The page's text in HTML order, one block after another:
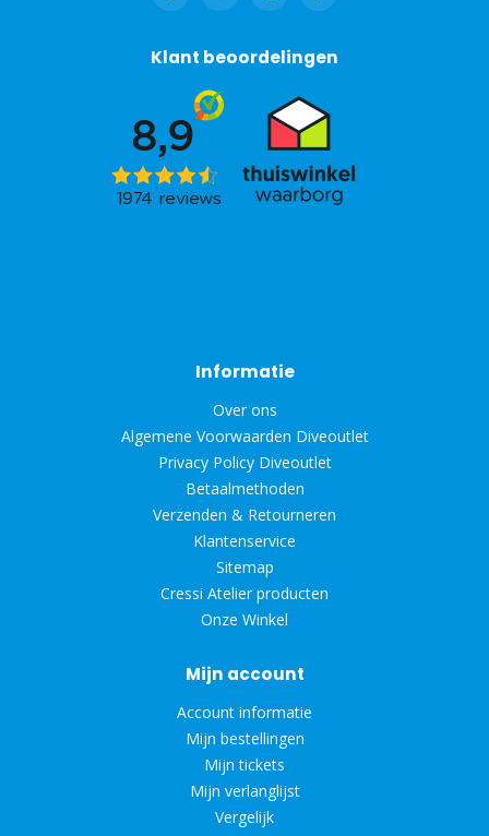
Klant beoordelingen
Informatie
Over ons
Algemene Voorwaarden Diveoutlet
Privacy Policy Diveoutlet
Betaalmethoden
Verzenden & Retourneren
Klantenservice
Sitemap
Cressi Atelier producten
Onze Winkel
Mijn account
Account informatie
Mijn bestellingen
Mijn tickets
Mijn verlanglijst
Vergelijk